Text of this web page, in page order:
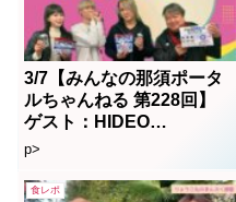
3/7【みんなの那須ポータ
ルちゃんねる 第228回】
ゲスト：HIDEO
TAKATANI MC：
p>
食レポ